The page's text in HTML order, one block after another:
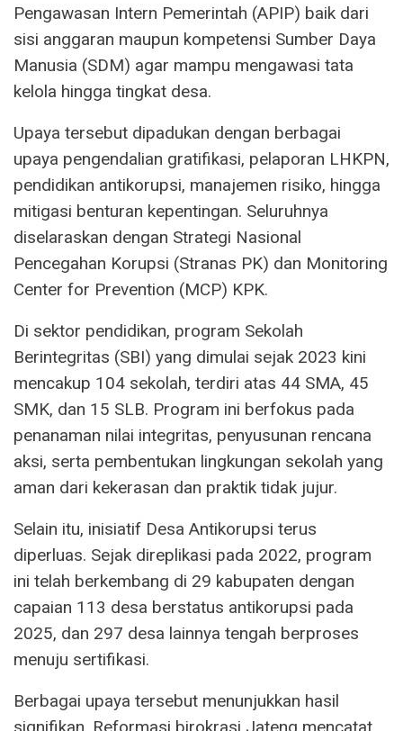
Pengawasan Intern Pemerintah (APIP) baik dari
sisi anggaran maupun kompetensi Sumber Daya
Manusia (SDM) agar mampu mengawasi tata
kelola hingga tingkat desa.
Upaya tersebut dipadukan dengan berbagai
upaya pengendalian gratifikasi, pelaporan LHKPN,
pendidikan antikorupsi, manajemen risiko, hingga
mitigasi benturan kepentingan. Seluruhnya
diselaraskan dengan Strategi Nasional
Pencegahan Korupsi (Stranas PK) dan Monitoring
Center for Prevention (MCP) KPK.
Di sektor pendidikan, program Sekolah
Berintegritas (SBI) yang dimulai sejak 2023 kini
mencakup 104 sekolah, terdiri atas 44 SMA, 45
SMK, dan 15 SLB. Program ini berfokus pada
penanaman nilai integritas, penyusunan rencana
aksi, serta pembentukan lingkungan sekolah yang
aman dari kekerasan dan praktik tidak jujur.
Selain itu, inisiatif Desa Antikorupsi terus
diperluas. Sejak direplikasi pada 2022, program
ini telah berkembang di 29 kabupaten dengan
capaian 113 desa berstatus antikorupsi pada
2025, dan 297 desa lainnya tengah berproses
menuju sertifikasi.
Berbagai upaya tersebut menunjukkan hasil